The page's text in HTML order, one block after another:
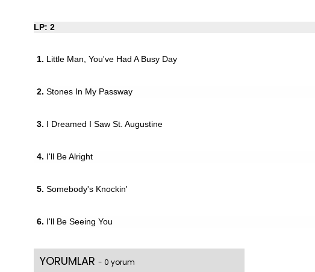
LP: 2
1. Little Man, You've Had A Busy Day
2. Stones In My Passway
3. I Dreamed I Saw St. Augustine
4. I'll Be Alright
5. Somebody's Knockin'
6. I'll Be Seeing You
YORUMLAR - 0 yorum